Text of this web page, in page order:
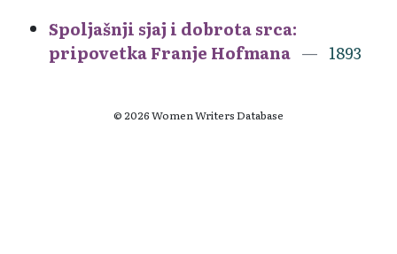
Spoljašnji sjaj i dobrota srca:
pripovetka Franje Hofmana
1893
© 2026 Women Writers Database